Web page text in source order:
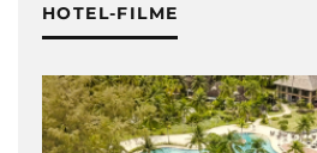
HOTEL-FILME